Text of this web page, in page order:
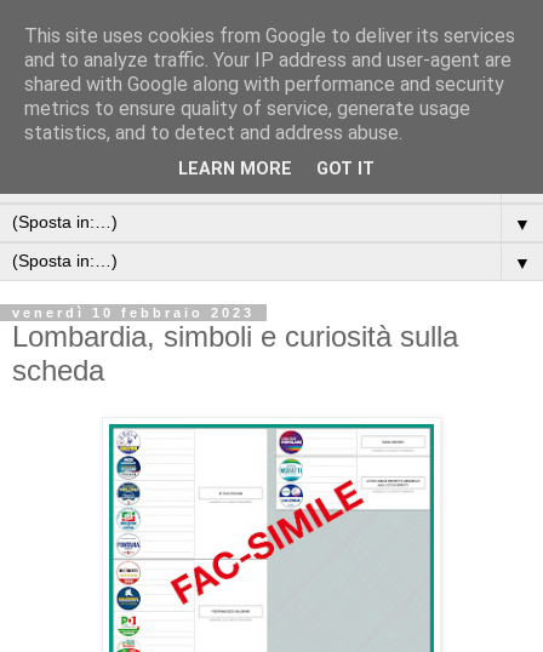
▼
▼
venerdì 10 febbraio 2023
Lombardia, simboli e curiosità sulla
scheda
This site uses cookies from Google to deliver its services
and to analyze traffic. Your IP address and user-agent are
shared with Google along with performance and security
metrics to ensure quality of service, generate usage
statistics, and to detect and address abuse.
LEARN MORE GOT IT